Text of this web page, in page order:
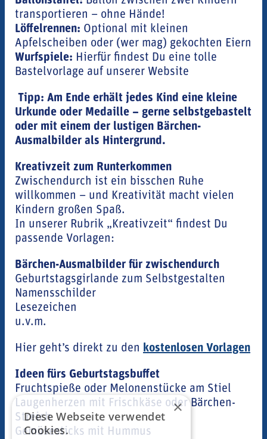
transportieren – ohne Hände!
Löffelrennen: Optional mit kleinen
Apfelscheiben oder (wer mag) gekochten Eiern
Wurfspiele: Hierfür findest Du eine tolle
Bastelvorlage auf unserer Website
Tipp: Am Ende erhält jedes Kind eine kleine
Urkunde oder Medaille – gerne selbstgebastelt
oder mit einem der lustigen Bärchen-
Ausmalbilder als Hintergrund.
Kreativzeit zum Runterkommen
Zwischendurch ist ein bisschen Ruhe
willkommen – und Kreativität macht vielen
Kindern großen Spaß.
In unserer Rubrik „Kreativzeit“ findest Du
passende Vorlagen:
Bärchen-Ausmalbilder für zwischendurch
Geburtstagsgirlande zum Selbstgestalten
Namensschilder
Lesezeichen
u.v.m.
Hier geht’s direkt zu den kostenlosen Vorlagen
Ideen fürs Geburtstagsbuffet
Fruchtspieße oder Melonenstücke am Stiel
Laugenherzen mit Frischkäse oder Bärchen-
Streich
Gemüsesticks mit Hummus
×
Diese Webseite verwendet
Cookies.